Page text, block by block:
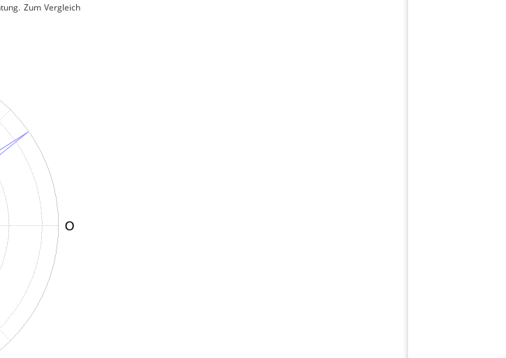
Zum Vergleich